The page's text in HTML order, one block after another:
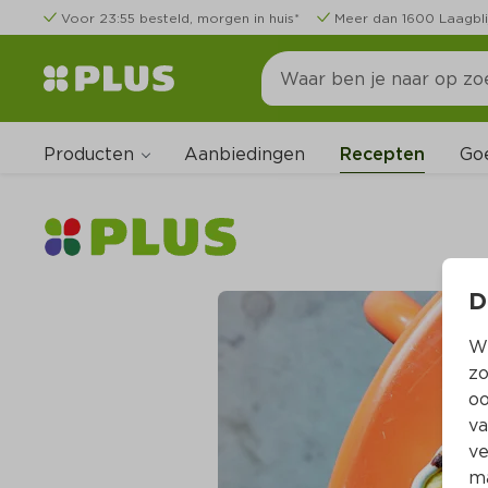
Voor 23:55 besteld, morgen in huis* Meer dan 1600
Producten Aanbiedingen Recepten